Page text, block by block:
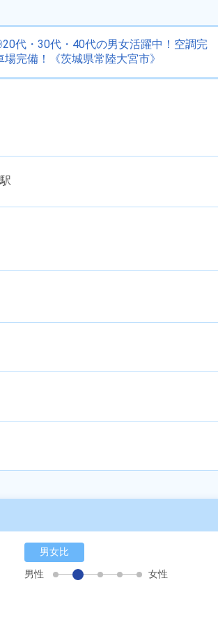
代・30代・40代の男女活躍中！空調完
完備！《茨城県常陸大宮市》
男女比
男性
女性
あるモノに魅了され続け気がつけばマニア